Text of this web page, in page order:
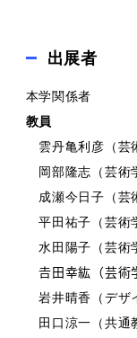
出展者
本学関係者
教員
雲丹亀利彦（芸
岡部隆志（芸術
成瀬今日子（芸
平田祐子（芸術
水田陽子（芸術
𠮷田幸紘（芸術
岩井晴香（デザ
田口涼一（共通